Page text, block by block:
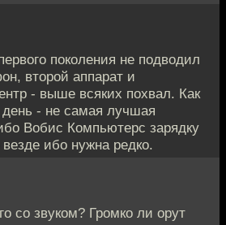
поколения не подводил
второй аппарат и
- выше всяких похвал. Как
- не самая лучшая
Вобис Компьютерс зарядку
ибо нужна редко.
со звуком? Громко ли орут